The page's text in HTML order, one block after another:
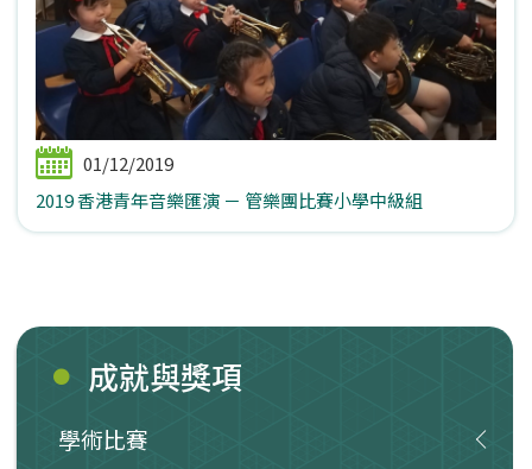
01/12/2019
2019 香港青年音樂匯演 － 管樂團比賽小學中級組
成就與獎項
學術比賽